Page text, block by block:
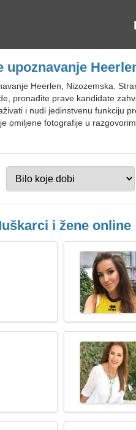
upoznavanje
Heerlen, Nizozemska.
pronađite prave kandidate
i nudi jedinstvenu funkciju
omiljene fotografije u
i žene online